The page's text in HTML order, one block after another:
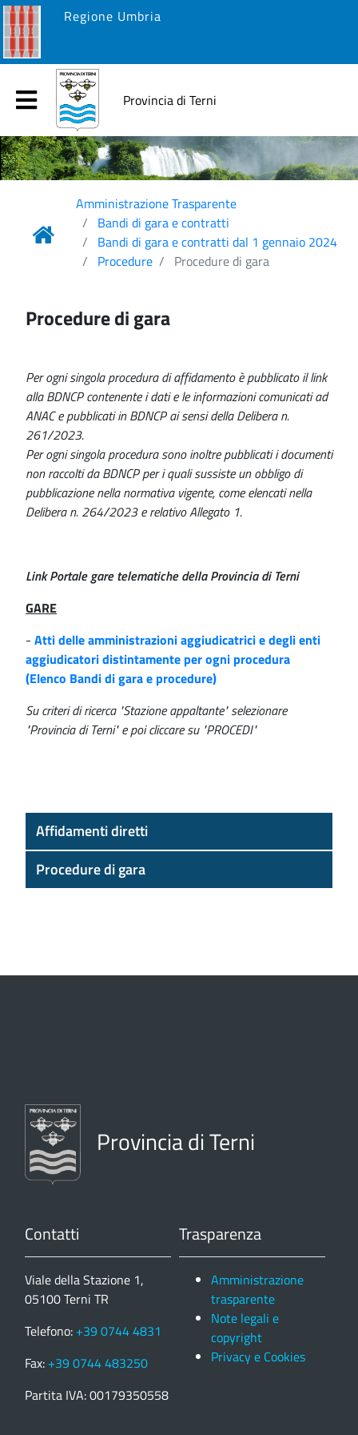
Regione Umbria
Provincia di Terni
Amministrazione Trasparente
Bandi di gara e contratti
Bandi di gara e contratti dal 1 gennaio 2024
Procedure
Procedure di gara
Procedure di gara
Per ogni singola procedura di affidamento è pubblicato il link
alla BDNCP contenente i dati e le informazioni comunicati ad
ANAC e pubblicati in BDNCP ai sensi della Delibera n.
261/2023.
Per ogni singola procedura sono inoltre pubblicati i documenti
non raccolti da BDNCP per i quali sussiste un obbligo di
pubblicazione nella normativa vigente, come elencati nella
Delibera n. 264/2023 e relativo Allegato 1.
Link Portale gare telematiche della Provincia di Terni
GARE
- Atti delle amministrazioni aggiudicatrici e degli enti
aggiudicatori distintamente per ogni procedura
(Elenco Bandi di gara e procedure)
Su criteri di ricerca "Stazione appaltante" selezionare
"Provincia di Terni" e poi cliccare su "PROCEDI"
Affidamenti diretti
Procedure di gara
Provincia di Terni
Contatti
Viale della Stazione 1,
05100 Terni TR
Telefono: +39 0744 4831
Fax: +39 0744 483250
Partita IVA: 00179350558
Trasparenza
Amministrazione
trasparente
Note legali e
copyright
Privacy e Cookies